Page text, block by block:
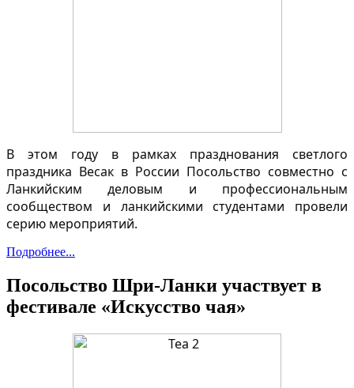
В этом году в рамках празднования светлого
праздника Весак в России Посольство совместно с
Ланкийским деловым и профессиональным
сообществом и ланкийскими студентами провели
серию мероприятий.
Подробнее...
Посольство Шри-Ланки участвует в
фестивале «Искусство чая»